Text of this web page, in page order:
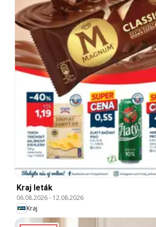
Kraj leták
06.08.2026- 12.08.2026
Kraj